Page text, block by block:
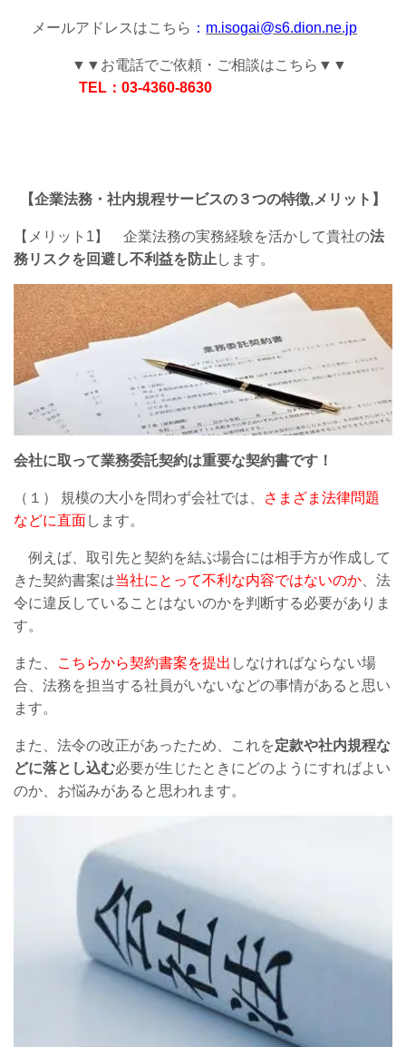
メールアドレスはこちら ： m.isogai@s6.dion.ne.jp
▼▼お電話でご依頼・ご相談はこちら▼▼
TEL：03-4360-8630
【企業法務・社内規程サービスの３つの特徴,メリット】
【メリット1】 企業法務の実務経験を活かして貴社の法
務リスクを回避し不利益を防止 します。
会社に取って業務委託契約は重要な契約書です！
（１） 規模の大小を問わず会社では、
さまざま法律問題
などに直面します。
例えば、取引先と契約を結ぶ場合には相手方が作成して
きた契約書案は当社にとって不利な内容ではないのか 、法
令に違反していることはないのかを判断する必要がありま
す。
また、 こちらから契約書案を提出 しなければならない場
合、法務を担当する社員がいないなどの事情があると思い
ます。
また、法令の改正があったため、これを定款や社内規程な
どに落とし込む必要が生じたときにどのようにすればよい
のか、お悩みがあると思われます。